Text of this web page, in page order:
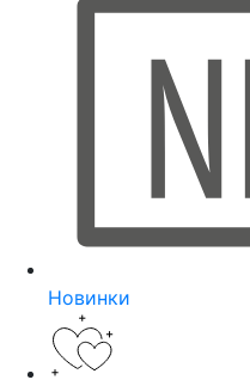
Новинки